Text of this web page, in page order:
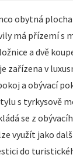
obytná plocha
má přízemí s
a dvě
zařízena v
a obývací
s tyrkysově
se z
využít jako
do